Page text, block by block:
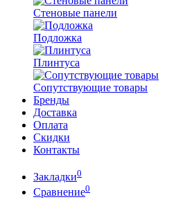
Стеновые панели
Подложка
Плинтуса
Сопутствующие товары
Бренды
Доставка
Оплата
Скидки
Контакты
Закладки0
Сравнение0